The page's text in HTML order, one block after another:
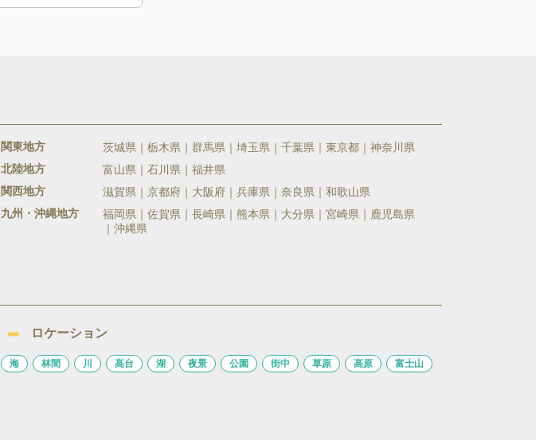
関東地方 茨城県 栃木県 群馬県 埼玉県 千葉県 東京都
神奈川県
北陸地方 富山県 石川県
福井県
関西地方 滋賀県 京都府 大阪府 兵庫県 奈良県
和歌山県
九州・沖縄地方 福岡県 佐賀県 長崎県 熊本県 大分県 宮崎県
鹿児島県
沖縄県
ロケーション
海 林間 川 高台 湖 夜景 公園 街中 草原 高原 富士山